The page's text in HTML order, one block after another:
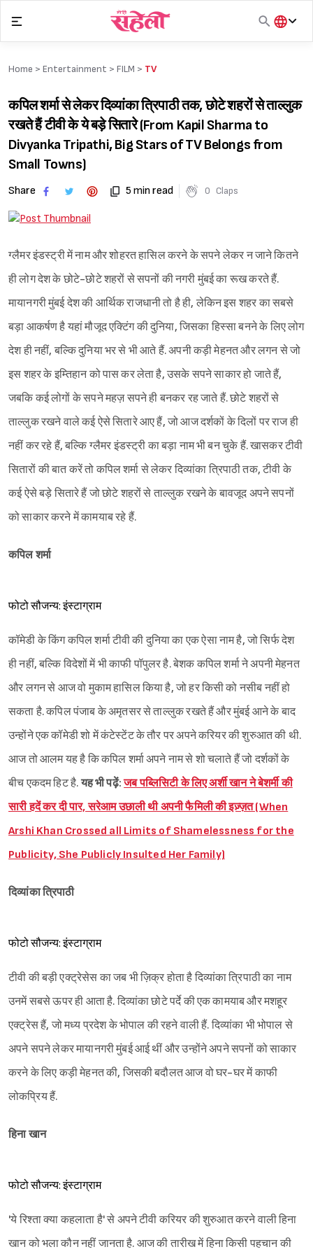
content
हिंदी
Home > Entertainment > FILM > TV
कपिल शर्मा से लेकर दिव्यांका त्रिपाठी तक, छोटे शहरों से ताल्लुक
रखते हैं टीवी के ये बड़े सितारे (From Kapil Sharma to
Divyanka Tripathi, Big Stars of TV Belongs from
Small Towns)
Share 5 min read 0 Claps
ग्लैमर इंडस्ट्री में नाम और शोहरत हासिल करने के सपने लेकर न जाने कितने
ही लोग देश के छोटे-छोटे शहरों से सपनों की नगरी मुंबई का रूख करते हैं.
मायानगरी मुंबई देश की आर्थिक राजधानी तो है ही, लेकिन इस शहर का सबसे
बड़ा आकर्षण है यहां मौजूद एक्टिंग की दुनिया, जिसका हिस्सा बनने के लिए लोग
देश ही नहीं, बल्कि दुनिया भर से भी आते हैं. अपनी कड़ी मेहनत और लगन से जो
इस शहर के इम्तिहान को पास कर लेता है, उसके सपने साकार हो जाते हैं,
जबकि कई लोगों के सपने महज़ सपने ही बनकर रह जाते हैं. छोटे शहरों से
ताल्लुक रखने वाले कई ऐसे सितारे आए हैं, जो आज दर्शकों के दिलों पर राज ही
नहीं कर रहे हैं, बल्कि ग्लैमर इंडस्ट्री का बड़ा नाम भी बन चुके हैं. खासकर टीवी
सितारों की बात करें तो कपिल शर्मा से लेकर दिव्यांका त्रिपाठी तक, टीवी के
कई ऐसे बड़े सितारे हैं जो छोटे शहरों से ताल्लुक रखने के बावजूद अपने सपनों
को साकार करने में कामयाब रहे हैं.
कपिल शर्मा
फोटो सौजन्य: इंस्टाग्राम
कॉमेडी के किंग कपिल शर्मा टीवी की दुनिया का एक ऐसा नाम है, जो सिर्फ देश
ही नहीं, बल्कि विदेशों में भी काफी पॉपुलर है. बेशक कपिल शर्मा ने अपनी मेहनत
और लगन से आज वो मुकाम हासिल किया है, जो हर किसी को नसीब नहीं हो
सकता है. कपिल पंजाब के अमृतसर से ताल्लुक रखते हैं और मुंबई आने के बाद
उन्होंने एक कॉमेडी शो में कंटेस्टेंट के तौर पर अपने करियर की शुरुआत की थी.
आज तो आलम यह है कि कपिल शर्मा अपने नाम से शो चलाते हैं जो दर्शकों के
बीच एकदम हिट है.यह भी पढ़ें:जब पब्लिसिटी के लिए अर्शी खान ने बेशर्मी की
सारी हदें कर दी पार, सरेआम उछाली थी अपनी फैमिली की इज़्ज़त (When
Arshi Khan Crossed all Limits of Shamelessness for the
Publicity, She Publicly Insulted Her Family)
दिव्यांका त्रिपाठी
फोटो सौजन्य: इंस्टाग्राम
टीवी की बड़ी एक्ट्रेसेस का जब भी ज़िक्र होता है दिव्यांका त्रिपाठी का नाम
उनमें सबसे ऊपर ही आता है. दिव्यांका छोटे पर्दे की एक कामयाब और मशहूर
एक्ट्रेस हैं, जो मध्य प्रदेश के भोपाल की रहने वाली हैं. दिव्यांका भी भोपाल से
अपने सपने लेकर मायानगरी मुंबई आई थीं और उन्होंने अपने सपनों को साकार
करने के लिए कड़ी मेहनत की, जिसकी बदौलत आज वो घर-घर में काफी
लोकप्रिय हैं.
हिना खान
फोटो सौजन्य: इंस्टाग्राम
'ये रिश्ता क्या कहलाता है' से अपने टीवी करियर की शुरुआत करने वाली हिना
खान को भला कौन नहीं जानता है. आज की तारीख में हिना किसी पहचान की